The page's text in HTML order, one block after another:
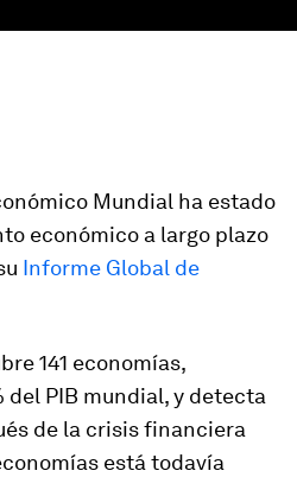
Mundial ha estado
económico a largo plazo
Informe Global de
141 economías,
PIB mundial, y detecta
de la crisis financiera
está todavía